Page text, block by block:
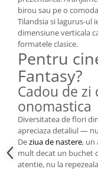
birou sau pe o
Tilandsia si lagurus-ul
dimensiune verticala
formatele clasice.
Pentru
Fantasy?
Cadou de zi
onomastica
Diversitatea de flori
apreciaza detaliul —
Deziua de nastere, un
mult decat un buchet
atentie, nu la